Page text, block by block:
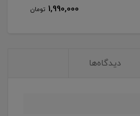
1,990,000 تومان
دیدگاه‌ها